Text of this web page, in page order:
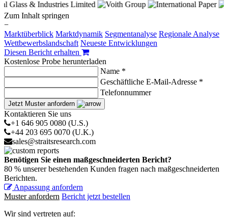
Zum Inhalt springen
−
Marktüberblick Marktdynamik Segmentanalyse Regionale Analyse
Wettbewerbslandschaft Neueste Entwicklungen
Diesen Bericht erhalten
Kostenlose Probe herunterladen
Name *
Geschäftliche E-Mail-Adresse *
Telefonnummer
Jetzt Muster anfordern
Kontaktieren Sie uns
+1 646 905 0080 (U.S.)
+44 203 695 0070 (U.K.)
sales@straitsresearch.com
Benötigen Sie einen maßgeschneiderten Bericht?
80 % unserer bestehenden Kunden fragen nach maßgeschneiderten
Berichten.
Anpassung anfordern
Muster anfordern Bericht jetzt bestellen
Wir sind vertreten auf: